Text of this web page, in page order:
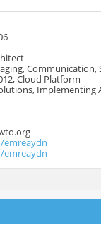
Cloud Platform
emreaydn